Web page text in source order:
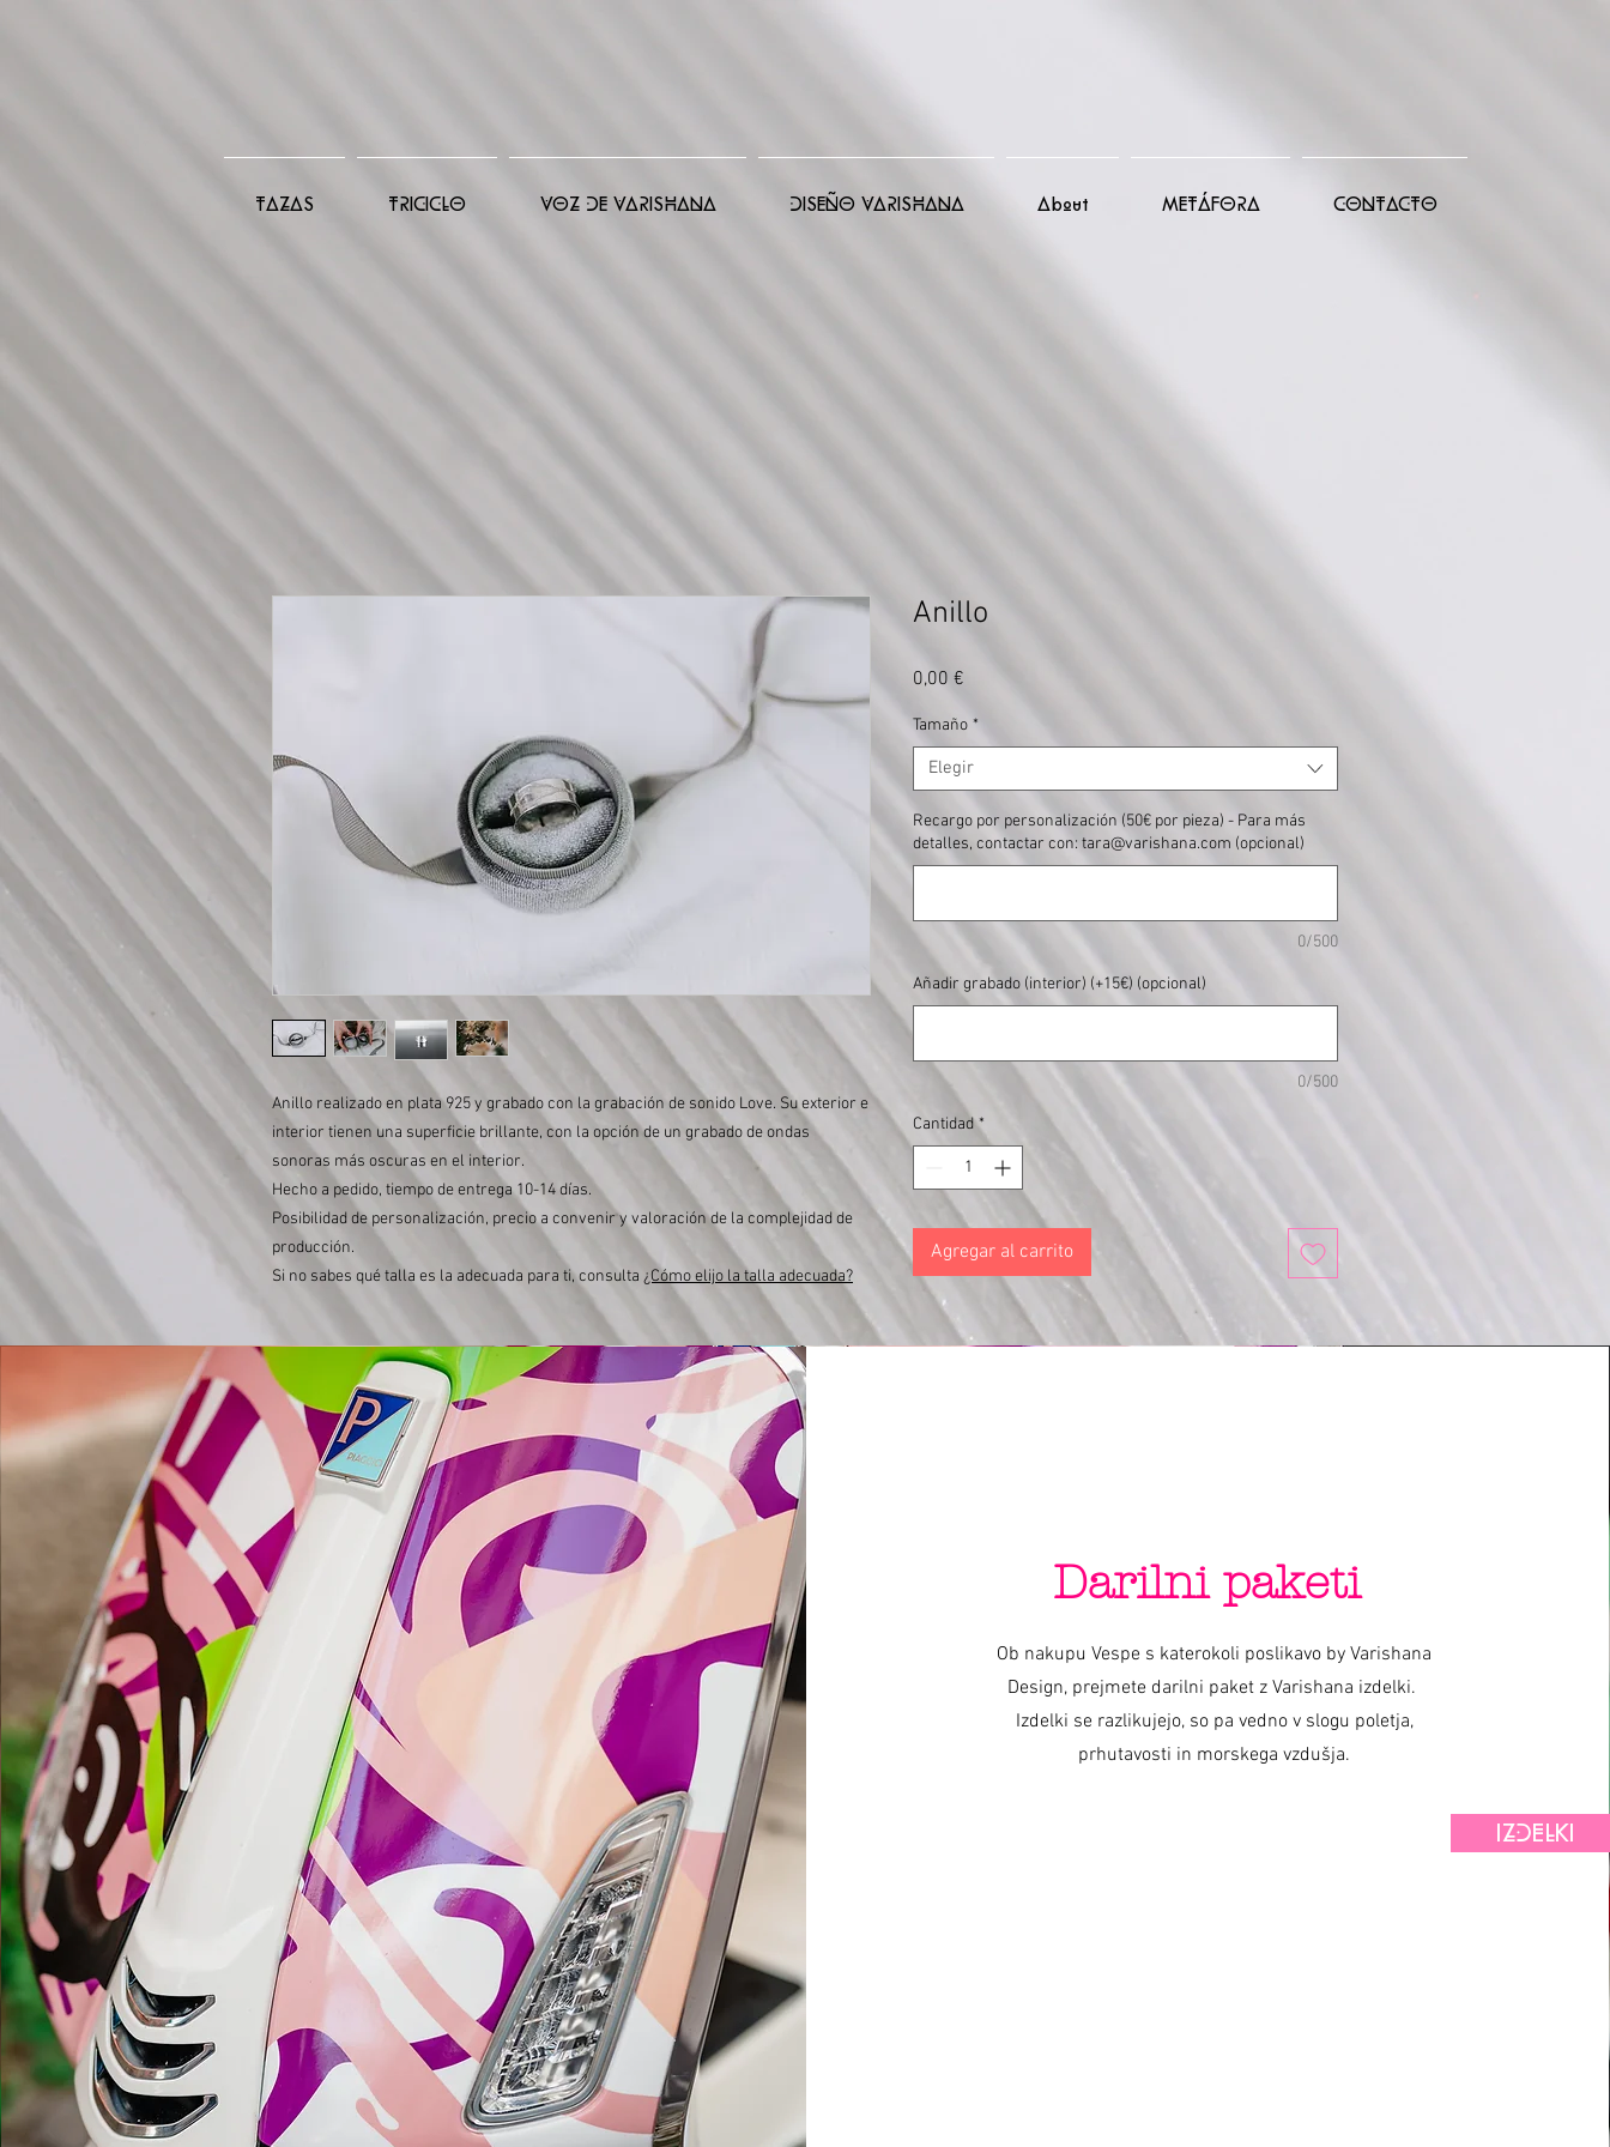
TAZAS TRICICLO VOZ DE VARISHANA DISEÑO VARISHANA About METÁFORA CONTACTO
Anillo realizado en plata 925 y grabado con la grabación de sonido Love. Su exterior e
interior tienen una superficie brillante, con la opción de un grabado de ondas
sonoras más oscuras en el interior.
Hecho a pedido, tiempo de entrega 10-14 días.
Posibilidad de personalización, precio a convenir y valoración de la complejidad de
producción.
Si no sabes qué talla es la adecuada para ti, consulta ¿Cómo elijo la talla adecuada?
Anillo
0,00 €
Tamaño *
Elegir
Recargo por personalización (50€ por pieza) - Para más
detalles, contactar con: tara@varishana.com (opcional)
0/500
Añadir grabado (interior) (+15€) (opcional)
0/500
Cantidad *
Agregar al carrito
Voz de Varishana © Infinity Photography _ Nadica Petrova (foto y video)
TRICICLO © 2019 foto Nik Vidmar
Bufandas © 2017 foto Katja Žagar
Presentador © 2019 foto Miro Majcen (para POPTV)
Darilni paketi
Ob nakupu Vespe s katerokoli poslikavo by Varishana
Design, prejmete darilni paket z Varishana izdelki.
Izdelki se razlikujejo, so pa vedno v slogu poletja,
prhutavosti in morskega vzdušja.
IZDELKI